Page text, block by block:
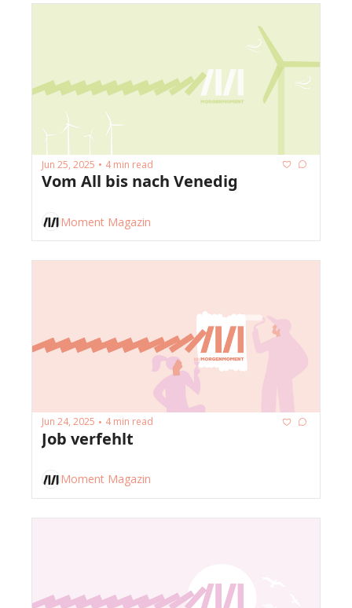
Jun 25, 2025 • 4 min read
Vom All bis nach Venedig
Moment Magazin
Jun 24, 2025 • 4 min read
Job verfehlt
Moment Magazin